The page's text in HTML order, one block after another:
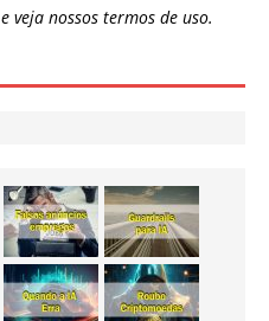
e veja nossos termos de uso.